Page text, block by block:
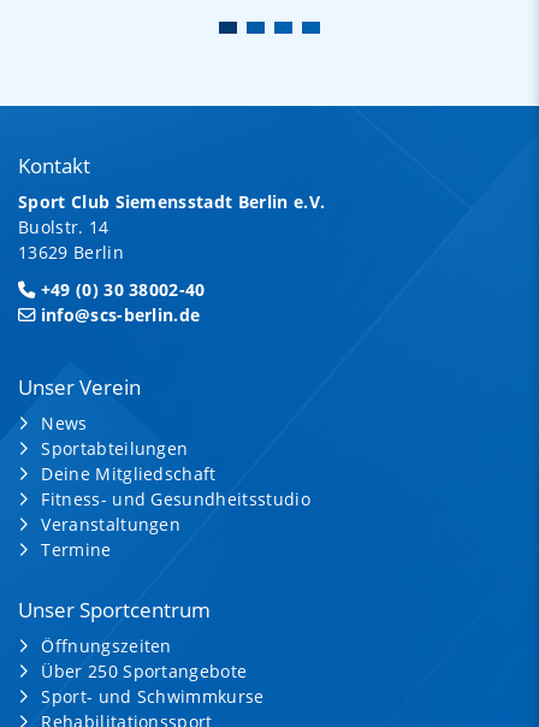
Kontakt
Sport Club Siemensstadt Berlin e.V.
Buolstr. 14
13629 Berlin
+49 (0) 30 38002-40
info@scs-berlin.de
Unser Verein
News
Sportabteilungen
Deine Mitgliedschaft
Fitness- und Gesundheitsstudio
Veranstaltungen
Termine
Unser Sportcentrum
Öffnungszeiten
Über 250 Sportangebote
Sport- und Schwimmkurse
Rehabilitationssport